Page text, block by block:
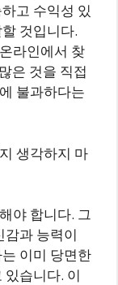
고 수익성 있
것입니다.
라인에서 찾
은 것을 직접
불과하다는
생각하지 마
야 합니다. 그
감과 능력이
이미 당면한
습니다. 이